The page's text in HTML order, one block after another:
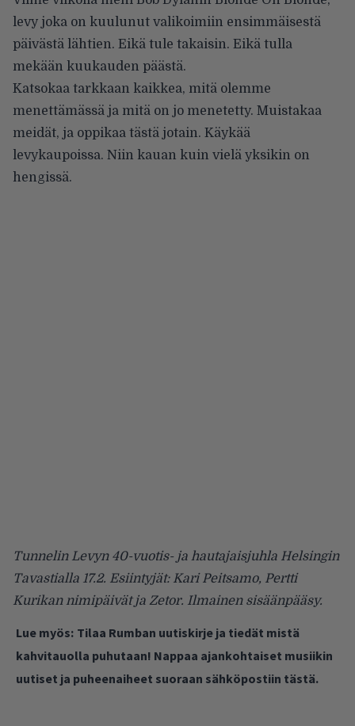
levy joka on kuulunut valikoimiin ensimmäisestä
päivästä lähtien. Eikä tule takaisin. Eikä tulla
mekään kuukauden päästä.
Katsokaa tarkkaan kaikkea, mitä olemme
menettämässä ja mitä on jo menetetty. Muistakaa
meidät, ja oppikaa tästä jotain. Käykää
levykaupoissa. Niin kauan kuin vielä yksikin on
hengissä.
Tunnelin Levyn 40-vuotis- ja hautajaisjuhla Helsingin
Tavastialla 17.2. Esiintyjät: Kari Peitsamo, Pertti
Kurikan nimipäivätja Zetor. Ilmainen sisäänpääsy.
Lue myös: Tilaa Rumban uutiskirje ja tiedät mistä
kahvitauolla puhutaan! Nappaa ajankohtaiset musiikin
uutiset ja puheenaiheet suoraan sähköpostiin tästä.